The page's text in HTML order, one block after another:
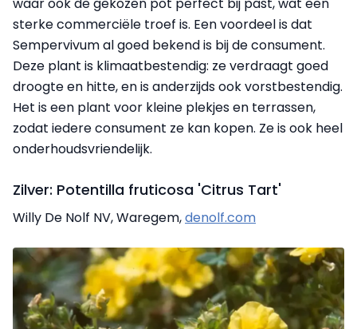
sterke commerciële troef is. Een voordeel is dat
Sempervivum al goed bekend is bij de consument.
Deze plant is klimaatbestendig: ze verdraagt goed
droogte en hitte, en is anderzijds ook vorstbestendig.
Het is een plant voor kleine plekjes en terrassen,
zodat iedere consument ze kan kopen. Ze is ook heel
onderhoudsvriendelijk.
Zilver: Potentilla fruticosa 'Citrus Tart'
Willy De Nolf NV, Waregem,denolf.com